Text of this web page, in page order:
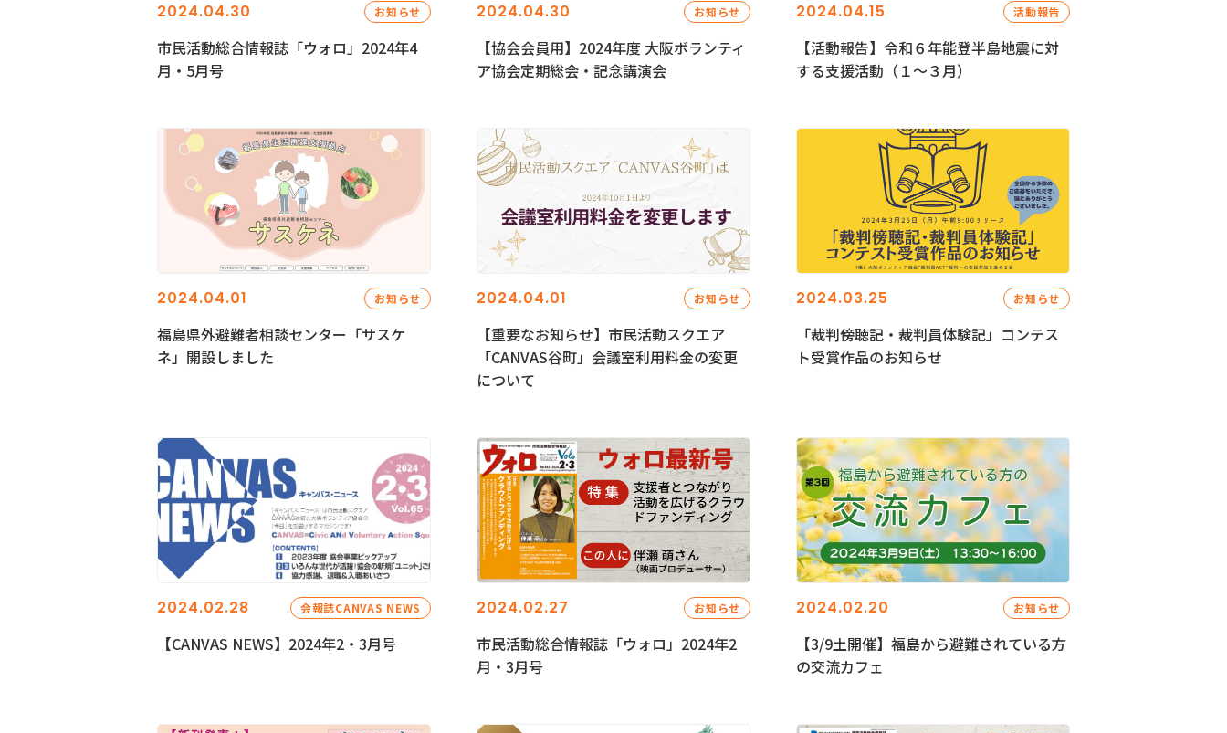
2024.04.30 お知らせ
市民活動総合情報誌「ウォロ」2024年4
月・5月号
2024.04.30 お知らせ
【協会会員用】2024年度 大阪ボランティ
ア協会定期総会・記念講演会
2024.04.15 活動報告
【活動報告】令和６年能登半島地震に対
する支援活動（１〜３月）
2024.04.01 お知らせ
福島県外避難者相談センター「サスケ
ネ」開設しました
2024.04.01 お知らせ
【重要なお知らせ】市民活動スクエア
「CANVAS谷町」会議室利用料金の変更
について
2024.03.25 お知らせ
「裁判傍聴記・裁判員体験記」コンテス
ト受賞作品のお知らせ
2024.02.28 会報誌CANVAS NEWS
【CANVAS NEWS】2024年2・3月号
2024.02.27 お知らせ
市民活動総合情報誌「ウォロ」2024年2
月・3月号
2024.02.20 お知らせ
【3/9土開催】福島から避難されている方
の交流カフェ